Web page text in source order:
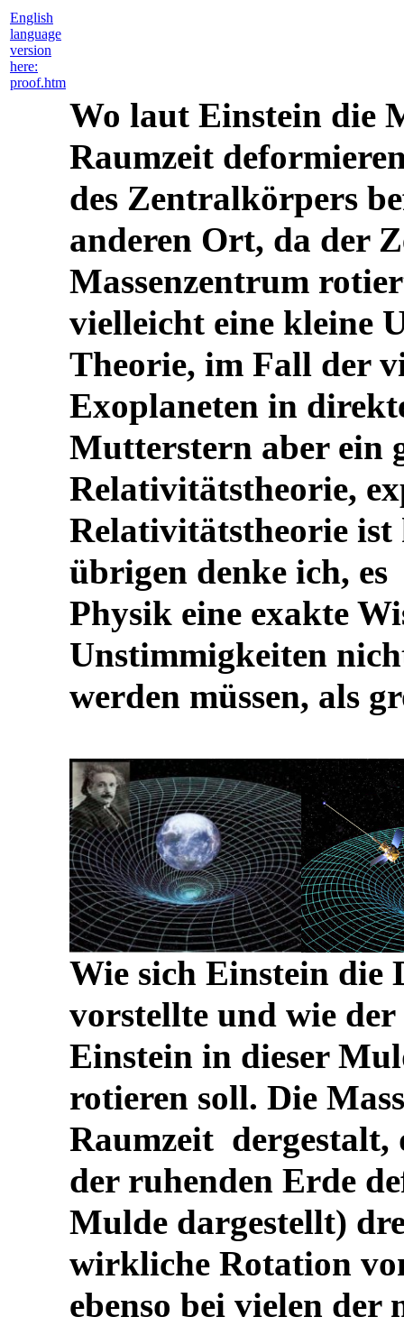
English
language
version
here:
proof.htm
Wo laut Einstein die
Raumzeit
des Zentralkörpers
anderen Ort, da der
Massenzentrum
vielleicht eine kleine
Theorie, im Fall der
Exoplaneten in
Mutterstern aber ein
Relativitätstheorie,
Relativitätstheorie
übrigen denke ich,
Physik eine exakte
Unstimmigkeiten
werden müssen, als
Wie sich Einstein die
vorstellte und wie
Einstein in dieser
rotieren soll. Die
Raumzeit dergestalt,
der ruhenden Erde
Mulde dargestellt)
wirkliche Rotation
ebenso bei vielen der